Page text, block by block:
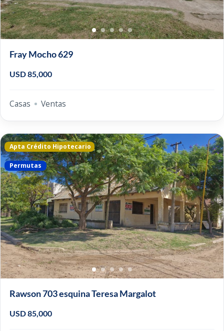
Fray Mocho 629
USD 85,000
Casas Ventas
Apta Crédito Hipotecario
Permutas
Rawson 703 esquina Teresa Margalot
USD 85,000